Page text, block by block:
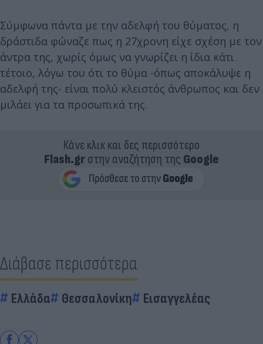
Σύμφωνα πάντα με την αδελφή του θύματος, η
δράστιδα φώναζε πως η 27χρονη είχε σχέση με τον
άντρα της, χωρίς όμως να γνωρίζει η ίδια κάτι
τέτοιο, λόγω του ότι το θύμα -όπως αποκάλυψε η
αδελφή της- είναι πολύ κλειστός άνθρωπος και δεν
μιλάει για τα προσωπικά της.
Κάνε κλικ και δες περισσότερο
Flash.grστην αναζήτηση της Google
Διάβασε περισσότερα
Ελλάδα Θεσσαλονίκη Εισαγγελέας